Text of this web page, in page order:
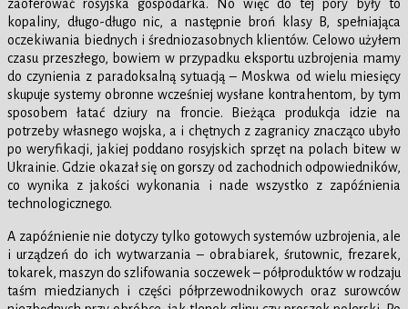
zaoferować rosyjska gospodarka. No więc do tej pory były to
kopaliny, długo-długo nic, a następnie broń klasy B, spełniająca
oczekiwania biednych i średniozasobnych klientów. Celowo użyłem
czasu przeszłego, bowiem w przypadku eksportu uzbrojenia mamy
do czynienia z paradoksalną sytuacją – Moskwa od wielu miesięcy
skupuje systemy obronne wcześniej wysłane kontrahentom, by tym
sposobem łatać dziury na froncie. Bieżąca produkcja idzie na
potrzeby własnego wojska, a i chętnych z zagranicy znacząco ubyło
po weryfikacji, jakiej poddano rosyjskich sprzęt na polach bitew w
Ukrainie. Gdzie okazał się on gorszy od zachodnich odpowiedników,
co wynika z jakości wykonania i nade wszystko z zapóźnienia
technologicznego.
A zapóźnienie nie dotyczy tylko gotowych systemów uzbrojenia, ale
i urządzeń do ich wytwarzania – obrabiarek, śrutownic, frezarek,
tokarek, maszyn do szlifowania soczewek – półproduktów w rodzaju
taśm miedzianych i części półprzewodnikowych oraz surowców